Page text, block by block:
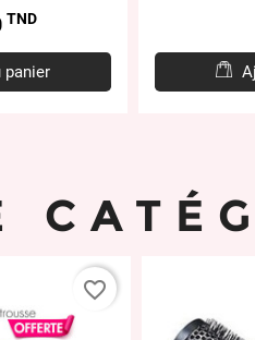
TND
panier
favorite_border